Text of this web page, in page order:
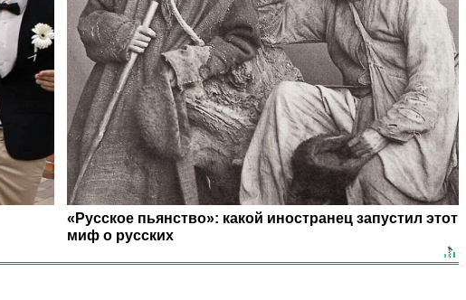
«Русское пьянство»: какой иностранец запустил этот
миф о русских